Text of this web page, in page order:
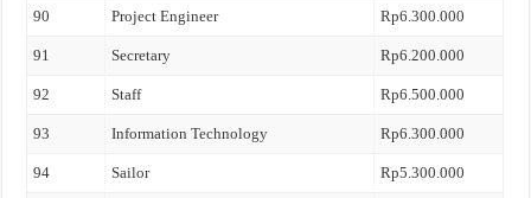
90 Project Engineer Rp6.300.000
91 Secretary Rp6.200.000
92 Staff Rp6.500.000
93 Information Technology Rp6.300.000
94 Sailor Rp5.300.000